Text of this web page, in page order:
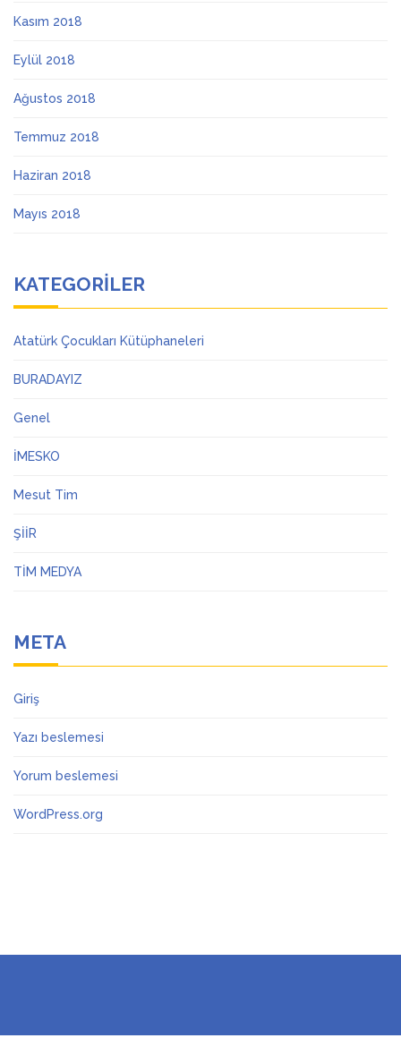
Kasım 2018
Eylül 2018
Ağustos 2018
Temmuz 2018
Haziran 2018
Mayıs 2018
KATEGORILER
Atatürk Çocukları Kütüphaneleri
BURADAYIZ
Genel
İMESKO
Mesut Tim
ŞİİR
TİM MEDYA
META
Giriş
Yazı beslemesi
Yorum beslemesi
WordPress.org